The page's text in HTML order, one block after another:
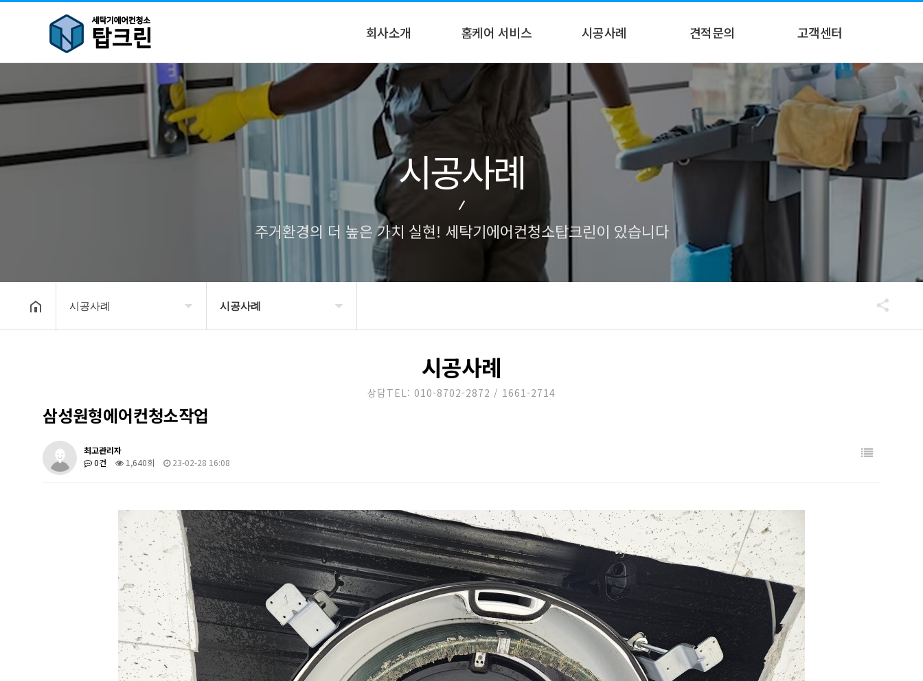
회사소개
인사말
홈케어 서비스
에어컨 클리닝
세탁기 클리닝
입주 청소
악취차단 시공
새집증후군 시공
원룸/오피스텔 청소
시공사례
시공사례
견적문의
견적문의
고객센터
공지사항
온라인 상담
시공사례
주거환경의 더 높은 가치 실현! 세탁기에어컨청소탑크린이 있습니다
시공사례
시공사례
고객센터
시공사례
시공사례
상담TEL: 010-8702-2872 / 1661-2714
삼성원형에어컨청소작업
최고관리자
0건
1,640회 23-02-28 16:08